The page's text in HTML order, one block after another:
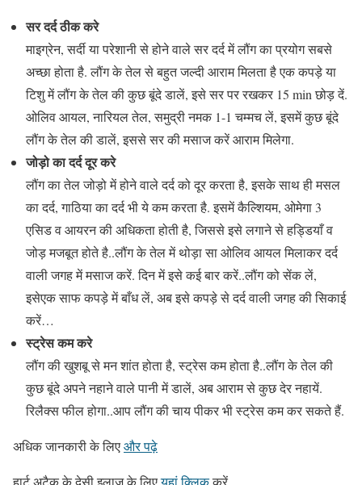
सर दर्द ठीक करे
माइग्रेन, सर्दी या परेशानी से होने वाले सर दर्द में लौंग का प्रयोग सबसे
अच्छा होता है. लौंग के तेल से बहुत जल्दी आराम मिलता है एक कपड़े या
टिशु में लौंग के तेल की कुछ बूंदे डालें, इसे सर पर रखकर 15 min छोड़ दें.
ओलिव आयल, नारियल तेल, समुद्री नमक 1-1 चम्मच लें, इसमें कुछ बूंदे
लौंग के तेल की डालें, इससे सर की मसाज करें आराम मिलेगा.
जोड़ो का दर्द दूर करे
लौंग का तेल जोड़ो में होने वाले दर्द को दूर करता है, इसके साथ ही मसल
का दर्द, गाठिया का दर्द भी ये कम करता है. इसमें कैल्शियम, ओमेगा 3
एसिड व आयरन की अधिकता होती है, जिससे इसे लगाने से हड्डियाँ व
जोड़ मजबूत होते है..लौंग के तेल में थोड़ा सा ओलिव आयल मिलाकर दर्द
वाली जगह में मसाज करें. दिन में इसे कई बार करें..लौंग को सेंक लें,
इसेएक साफ कपड़े में बाँध लें, अब इसे कपड़े से दर्द वाली जगह की सिकाई
करें…
स्ट्रेस कम करे
लौंग की खुशबू से मन शांत होता है, स्ट्रेस कम होता है..लौंग के तेल की
कुछ बूंदे अपने नहाने वाले पानी में डालें, अब आराम से कुछ देर नहायें.
रिलैक्स फील होगा..आप लौंग की चाय पीकर भी स्ट्रेस कम कर सकते हैं.
अधिक जानकारी के लिएऔर पढ़े
हार्ट अटैक के देसी इलाज के लिएयहां क्लिककरें